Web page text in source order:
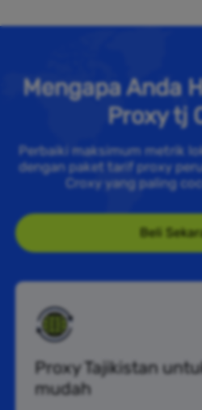
Mengapa Anda
Proxy tj
Perbaiki maksimum metrik
dengan paket tarif proxy
Croxy yang paling
Beli
Proxy Tajikistan
mudah